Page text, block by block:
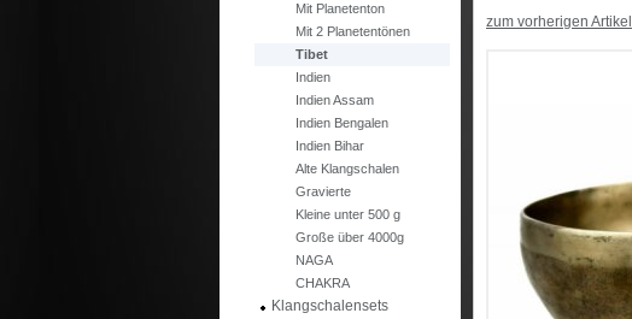
zum vorherigen Artikel
Mit Planetenton
Mit 2 Planetentönen
Tibet
Indien
Indien Assam
Indien Bengalen
Indien Bihar
Alte Klangschalen
Gravierte
Kleine unter 500 g
Große über 4000g
NAGA
CHAKRA
Klangschalensets